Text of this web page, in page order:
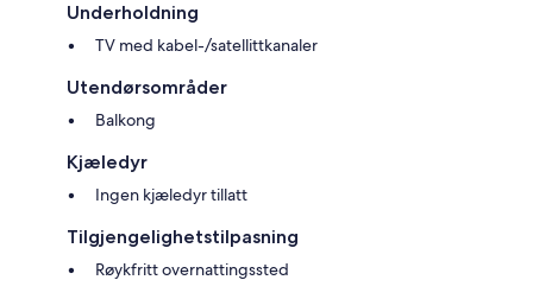
Underholdning
TV med kabel-/satellittkanaler
Utendørsområder
Balkong
Kjæledyr
Ingen kjæledyr tillatt
Tilgjengelighetstilpasning
Røykfritt overnattingssted